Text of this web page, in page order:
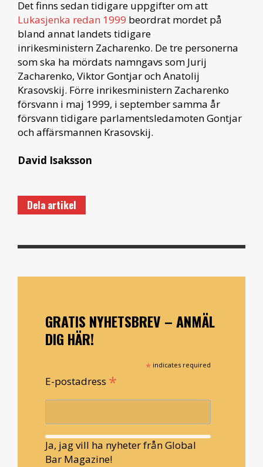
Det finns sedan tidigare uppgifter om att
Lukasjenka redan 1999 beordrat mordet på
bland annat landets tidigare
inrikesministern Zacharenko. De tre personerna
som ska ha mördats namngavs som Jurij
Zacharenko, Viktor Gontjar och Anatolij
Krasovskij. Förre inrikesministern Zacharenko
försvann i maj 1999, i september samma år
försvann tidigare parlamentsledamoten Gontjar
och affärsmannen Krasovskij.
David Isaksson
Dela artikel
GRATIS NYHETSBREV – ANMÄL
DIG HÄR!
* indicates required
E-postadress *
Ja, jag vill ha nyheter från Global
Bar Magazine!